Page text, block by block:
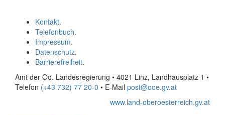
Kontakt.
Telefonbuch.
Impressum.
Datenschutz.
Barrierefreiheit.
Amt der Oö. Landesregierung • 4021 Linz, Landhausplatz 1 •
Telefon (+43 732) 77 20-0 • E-Mail post@ooe.gv.at
www.land-oberoesterreich.gv.at